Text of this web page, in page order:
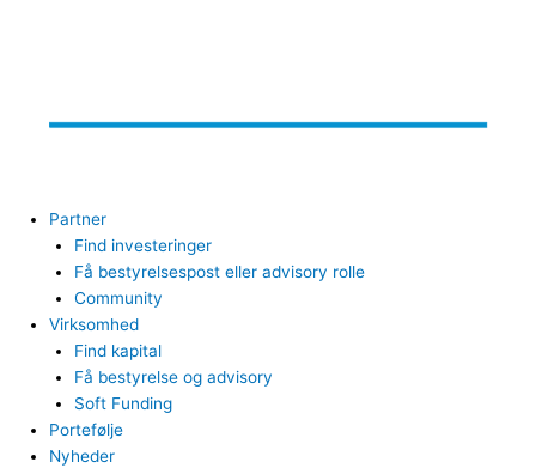
Partner
Find investeringer
Få bestyrelsespost eller advisory rolle
Community
Virksomhed
Find kapital
Få bestyrelse og advisory
Soft Funding
Portefølje
Nyheder